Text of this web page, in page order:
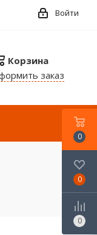
Войти
Корзина
заказ
0
0
0